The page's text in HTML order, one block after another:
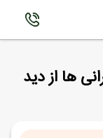
ها از دید